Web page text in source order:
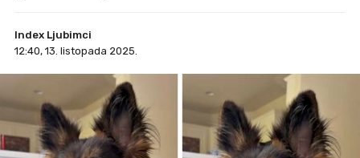
Index Ljubimci
12:40, 13. listopada 2025.